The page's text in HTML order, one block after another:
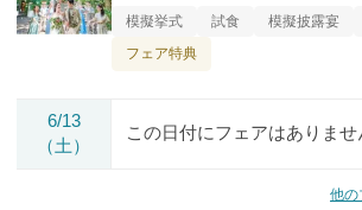
模擬挙式 試食 模擬披露宴
フェア特典
6/13
（土）
この日付にフェアはありませ
他の